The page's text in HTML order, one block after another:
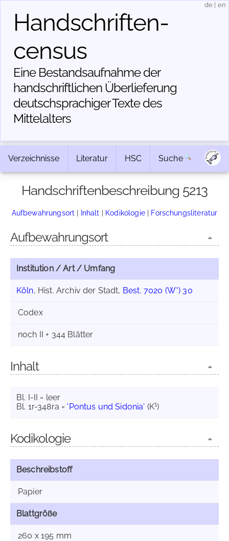
Handschriften­
census
Eine Bestandsaufnahme der
handschriftlichen Über­lieferung
deutschsprachiger Texte des
Mittelalters
de en
Verzeichnisse Literatur HSC Suche
Handschriftenbeschreibung 5213
Aufbewahrungsort | Inhalt | Kodikologie| Forschungsliteratur
Aufbewahrungsort
Institution / Art / Umfang
Köln, Hist. Archiv der Stadt, Best. 7020 (W*) 30
Codex
noch II + 344 Blätter
Inhalt
Bl. I-II = leer
Bl. 1r-348ra = 'Pontus und Sidonia' (K1)
Kodikologie
Beschreibstoff
Papier
Blattgröße
260 x 195 mm